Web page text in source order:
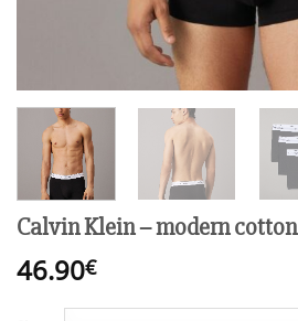
Calvin Klein – modern cotton
46.90€